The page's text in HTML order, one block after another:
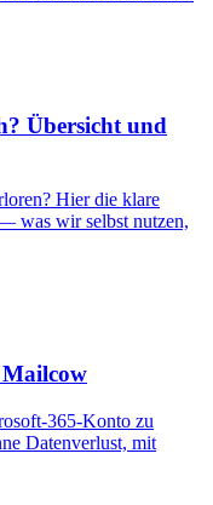
Übersicht und
Hier die klare
was wir selbst nutzen,
365-Konto zu
Datenverlust, mit